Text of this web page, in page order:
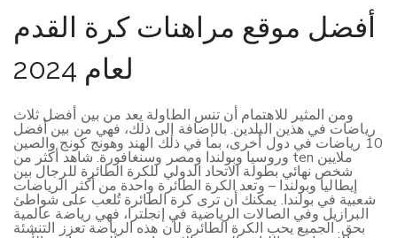
أفضل موقع مراهنات كرة القدم
لعام 2024
ومن المثير للاهتمام أن تنس الطاولة يعد من بين أفضل ثلاث
رياضات في هذين البلدين. بالإضافة إلى ذلك، فهي من بين أفضل
10 رياضات في دول أخرى، بما في ذلك الهند وهونج كونج والصين
وروسيا وبولندا ومصر وسنغافورة. شاهد أكثر من ten ملايين
شخص نهائي بطولة الاتحاد الدولي للكرة الطائرة للرجال بين
إيطاليا وبولندا – وتعد الكرة الطائرة واحدة من أكثر الرياضات
شعبية في بولندا. يمكنك أن ترى كرة الطائرة تُلعب على شواطئ
البرازيل وفي الصالات الرياضية في إنجلترا، فهي رياضة عالمية
بحق. الجميع يحب الكرة الطائرة لأن هذه الرياضة تعزز التنشئة